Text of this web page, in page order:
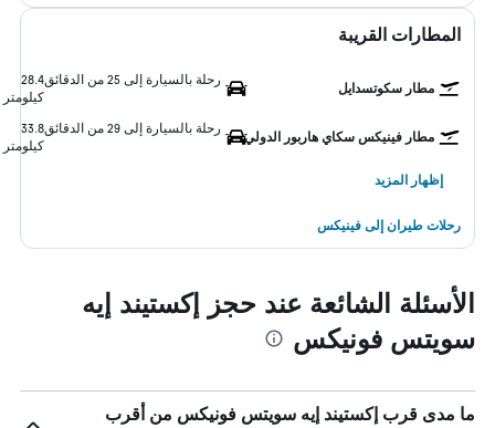
المطارات القريبة
مطار سكوتسدايل
رحلة بالسيارة إلى 25 من الدقائق
28.4
كيلومتر
مطار فينيكس سكاي هاربور الدولي
رحلة بالسيارة إلى 29 من الدقائق
33.8
كيلومتر
إظهار المزيد
رحلات طيران إلى فينيكس
الأسئلة الشائعة عند حجز إكستيند إيه
سويتس فونيكس
ما مدى قرب إكستيند إيه سويتس فونيكس من أقرب